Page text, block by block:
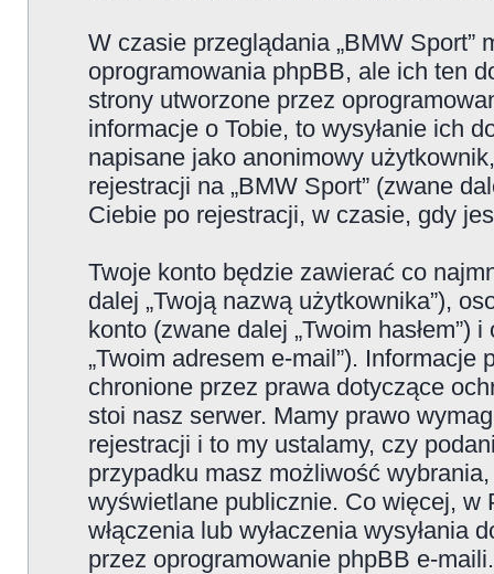
W czasie przeglądania „BMW
oprogramowania phpBB, ale ich ten
strony utworzone przez
informacje o Tobie, to wysyłanie ich
napisane jako anonimowy
rejestracji na „BMW Sport” (zwane
Ciebie po rejestracji, w czasie, gdy
Twoje konto będzie zawierać co
dalej „Twoją nazwą użytkownika”),
konto (zwane dalej „Twoim
„Twoim adresem e-mail”). Informacje
chronione przez prawa dotyczące
stoi nasz serwer. Mamy prawo
rejestracji i to my ustalamy, czy
przypadku masz możliwość
wyświetlane publicznie. Co więcej, w
włączenia lub wyłaczenia
przez oprogramowanie phpBB e-maili.